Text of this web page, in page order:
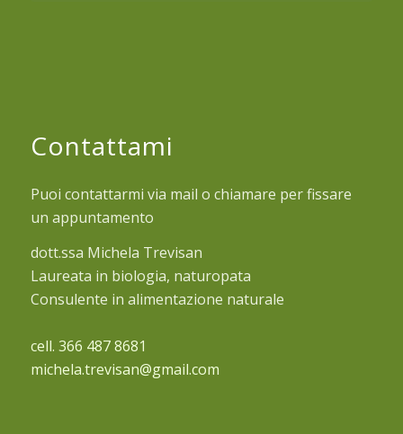
Contattami
Puoi contattarmi via mail o chiamare per fissare
un appuntamento
dott.ssa Michela Trevisan
Laureata in biologia, naturopata
Consulente in alimentazione naturale
cell. 366 487 8681
michela.trevisan@gmail.com